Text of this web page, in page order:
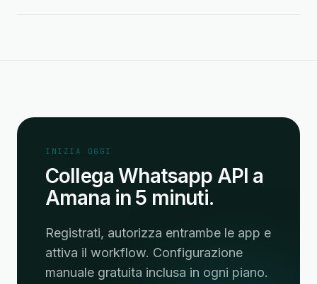
INIZIA OGGI
Collega Whatsapp API a
Amana in 5 minuti.
Registrati, autorizza entrambe le app e
attiva il workflow. Configurazione
manuale gratuita inclusa in ogni piano.